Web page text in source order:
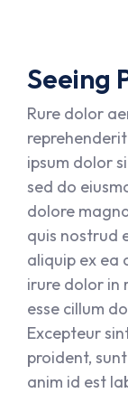
Seeing
Rure dolor
ipsum dolor
sed do
dolore
quis nostrud
aliquip ex ea
irure dolor in
esse cillum
Excepteur
proident,
anim id est